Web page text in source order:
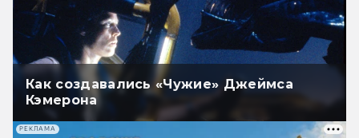
Как создавались «Чужие» Джеймса
Кэмерона
РЕКЛАМА